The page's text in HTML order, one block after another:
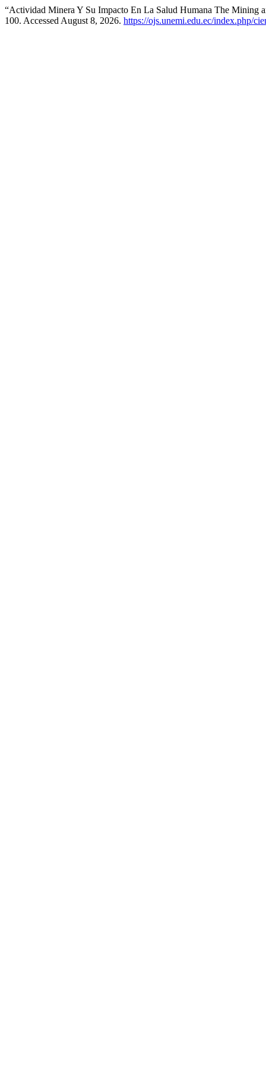
“Actividad Minera Y Su Impacto En La Salud Humana The Mining
100. Accessed August 8, 2026. https://ojs.unemi.edu.ec/index.php/